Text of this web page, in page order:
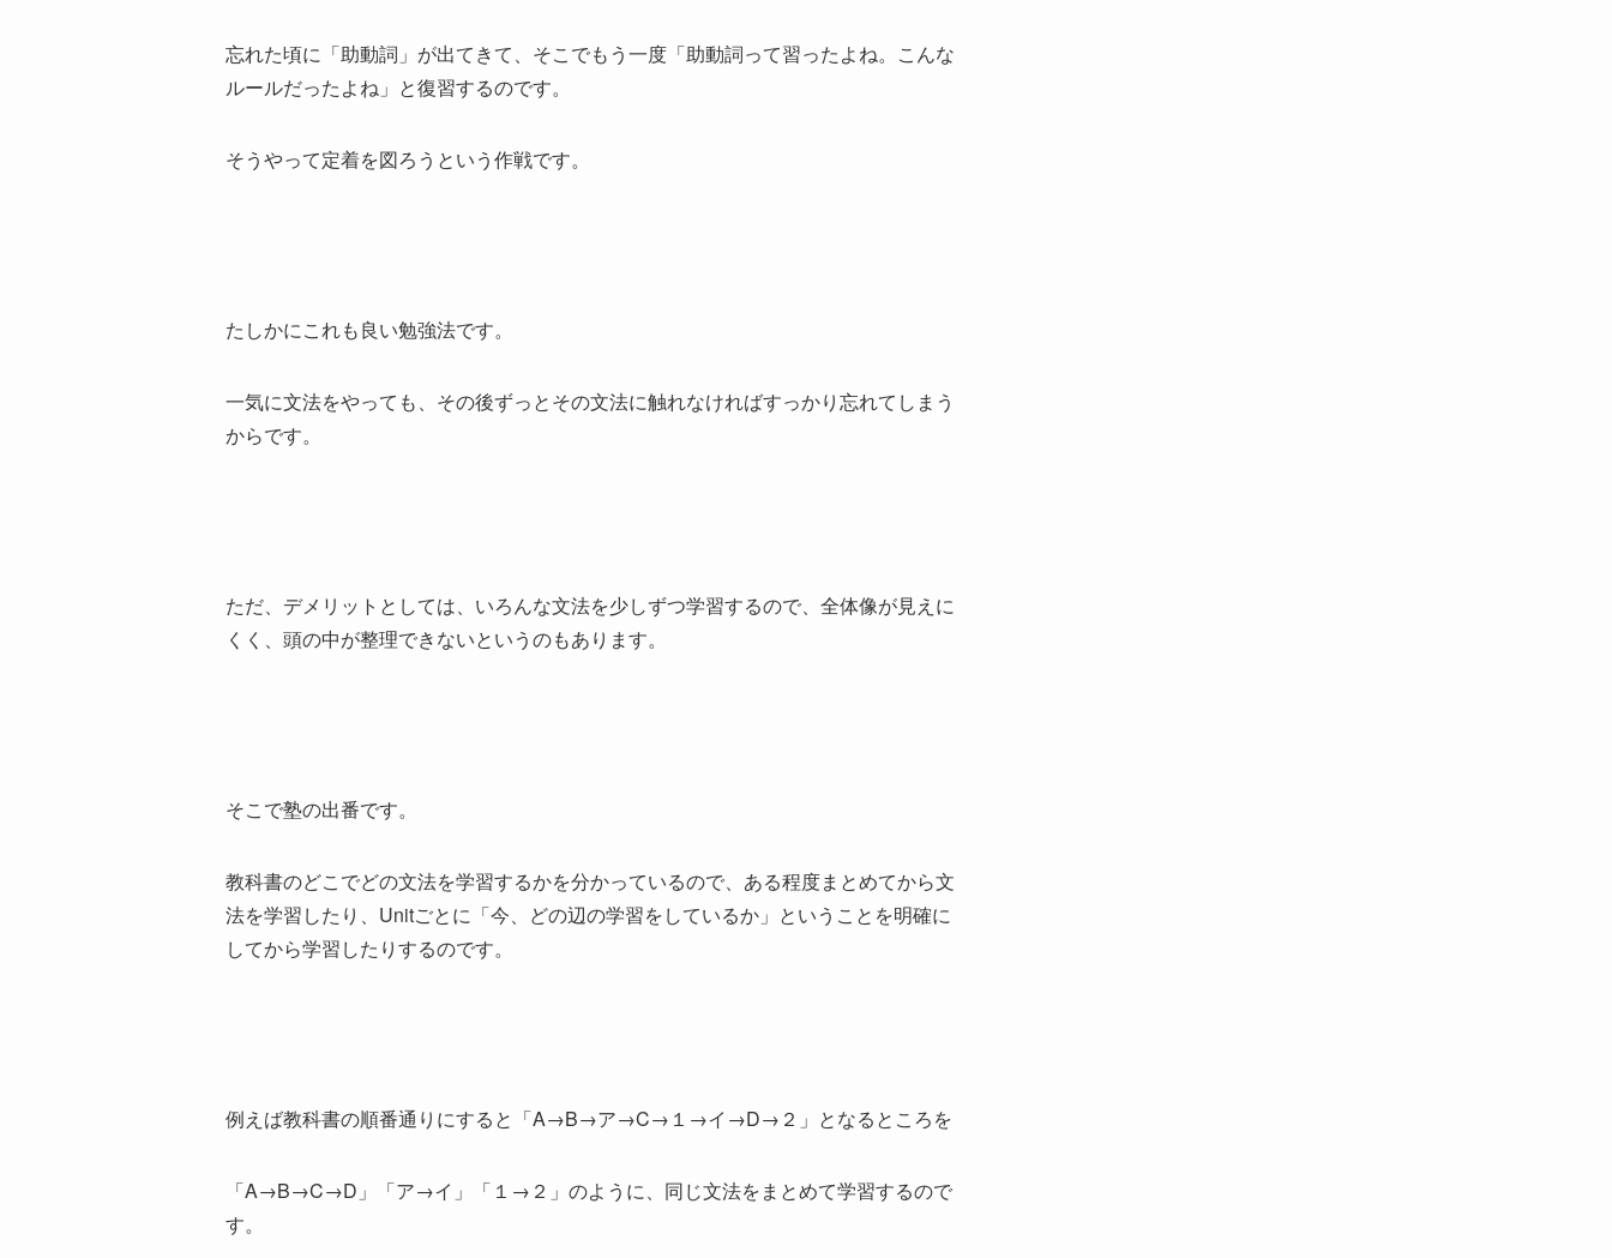
忘れた頃に「助動詞」が出てきて、そこでもう一度「助動詞って習ったよね。こんな
ルールだったよね」と復習するのです。
そうやって定着を図ろうという作戦です。
たしかにこれも良い勉強法です。
一気に文法をやっても、その後ずっとその文法に触れなければすっかり忘れてしまう
からです。
ただ、デメリットとしては、いろんな文法を少しずつ学習するので、全体像が見えに
くく、頭の中が整理できないというのもあります。
そこで塾の出番です。
教科書のどこでどの文法を学習するかを分かっているので、ある程度まとめてから文
法を学習したり、Unitごとに「今、どの辺の学習をしているか」ということを明確に
してから学習したりするのです。
例えば教科書の順番通りにすると「A→B→ア→C→１→イ→D→２」となるところを
「A→B→C→D」「ア→イ」「１→２」のように、同じ文法をまとめて学習するので
す。